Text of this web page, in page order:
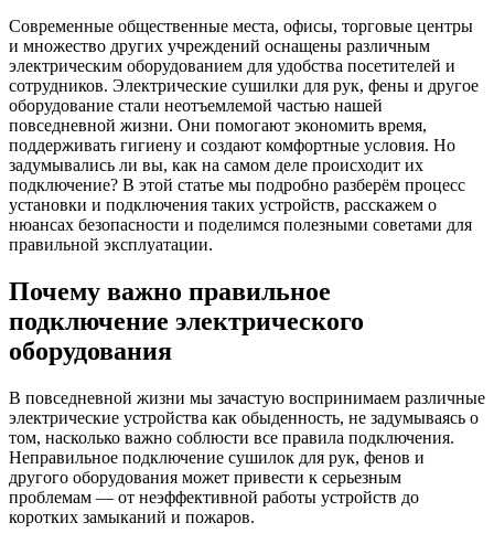
Современные общественные места, офисы, торговые центры
и множество других учреждений оснащены различным
электрическим оборудованием для удобства посетителей и
сотрудников. Электрические сушилки для рук, фены и другое
оборудование стали неотъемлемой частью нашей
повседневной жизни. Они помогают экономить время,
поддерживать гигиену и создают комфортные условия. Но
задумывались ли вы, как на самом деле происходит их
подключение? В этой статье мы подробно разберём процесс
установки и подключения таких устройств, расскажем о
нюансах безопасности и поделимся полезными советами для
правильной эксплуатации.
Почему важно правильное
подключение электрического
оборудования
В повседневной жизни мы зачастую воспринимаем различные
электрические устройства как обыденность, не задумываясь о
том, насколько важно соблюсти все правила подключения.
Неправильное подключение сушилок для рук, фенов и
другого оборудования может привести к серьезным
проблемам — от неэффективной работы устройств до
коротких замыканий и пожаров.